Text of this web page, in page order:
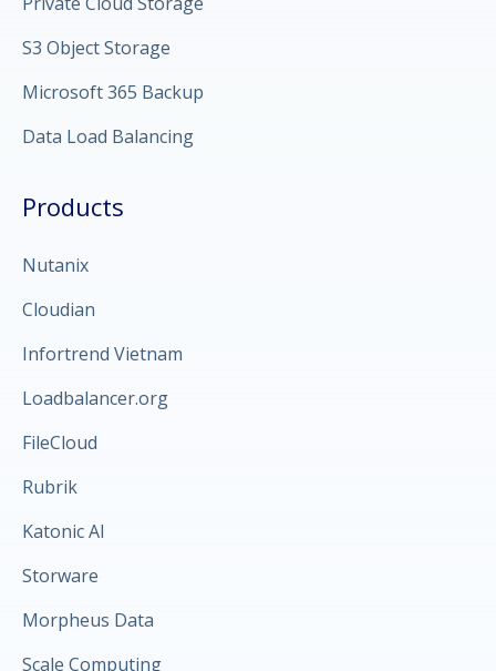
S3 Object Storage
Microsoft 365 Backup
Data Load Balancing
Products
Nutanix
Cloudian
Infortrend Vietnam
Loadbalancer.org
FileCloud
Rubrik
Katonic AI
Storware
Morpheus Data
Scale Computing